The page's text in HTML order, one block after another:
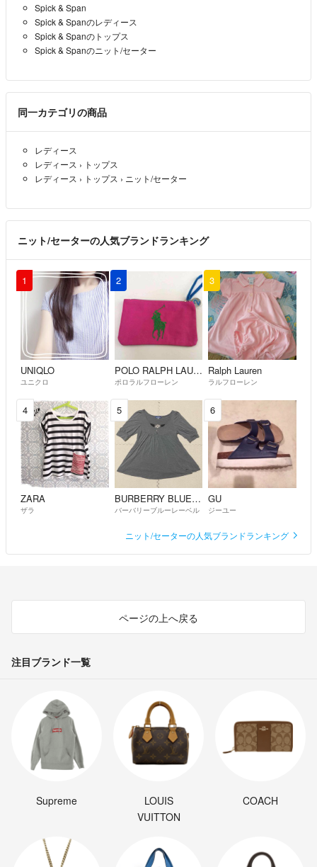
Spick & Span
Spick & Spanのレディース
Spick & Spanのトップス
Spick & Spanのニット/セーター
同一カテゴリの商品
レディース
レディース › トップス
レディース › トップス › ニット/セーター
ニット/セーターの人気ブランドランキング
1
UNIQLO
ユニクロ
2
POLO RALPH LAUREN
ポロラルフローレン
3
Ralph Lauren
ラルフローレン
4
ZARA
ザラ
5
BURBERRY BLUE LABEL
バーバリーブルーレーベル
6
GU
ジーユー
ニット/セーターの人気ブランドランキング
ページの上へ戻る
注目ブランド一覧
Supreme
LOUIS
VUITTON
COACH